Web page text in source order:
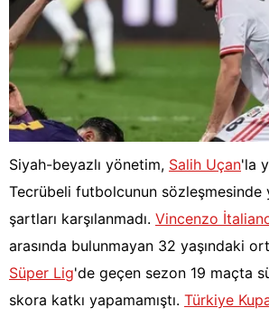
Siyah-beyazlı yönetim, Salih Uçan'la
Tecrübeli futbolcunun sözleşmesinde
şartları karşılanmadı. Vincenzo
arasında bulunmayan 32 yaşındaki
Süper Lig'de geçen sezon 19 maçta
skora katkı yapamamıştı. Türkiye